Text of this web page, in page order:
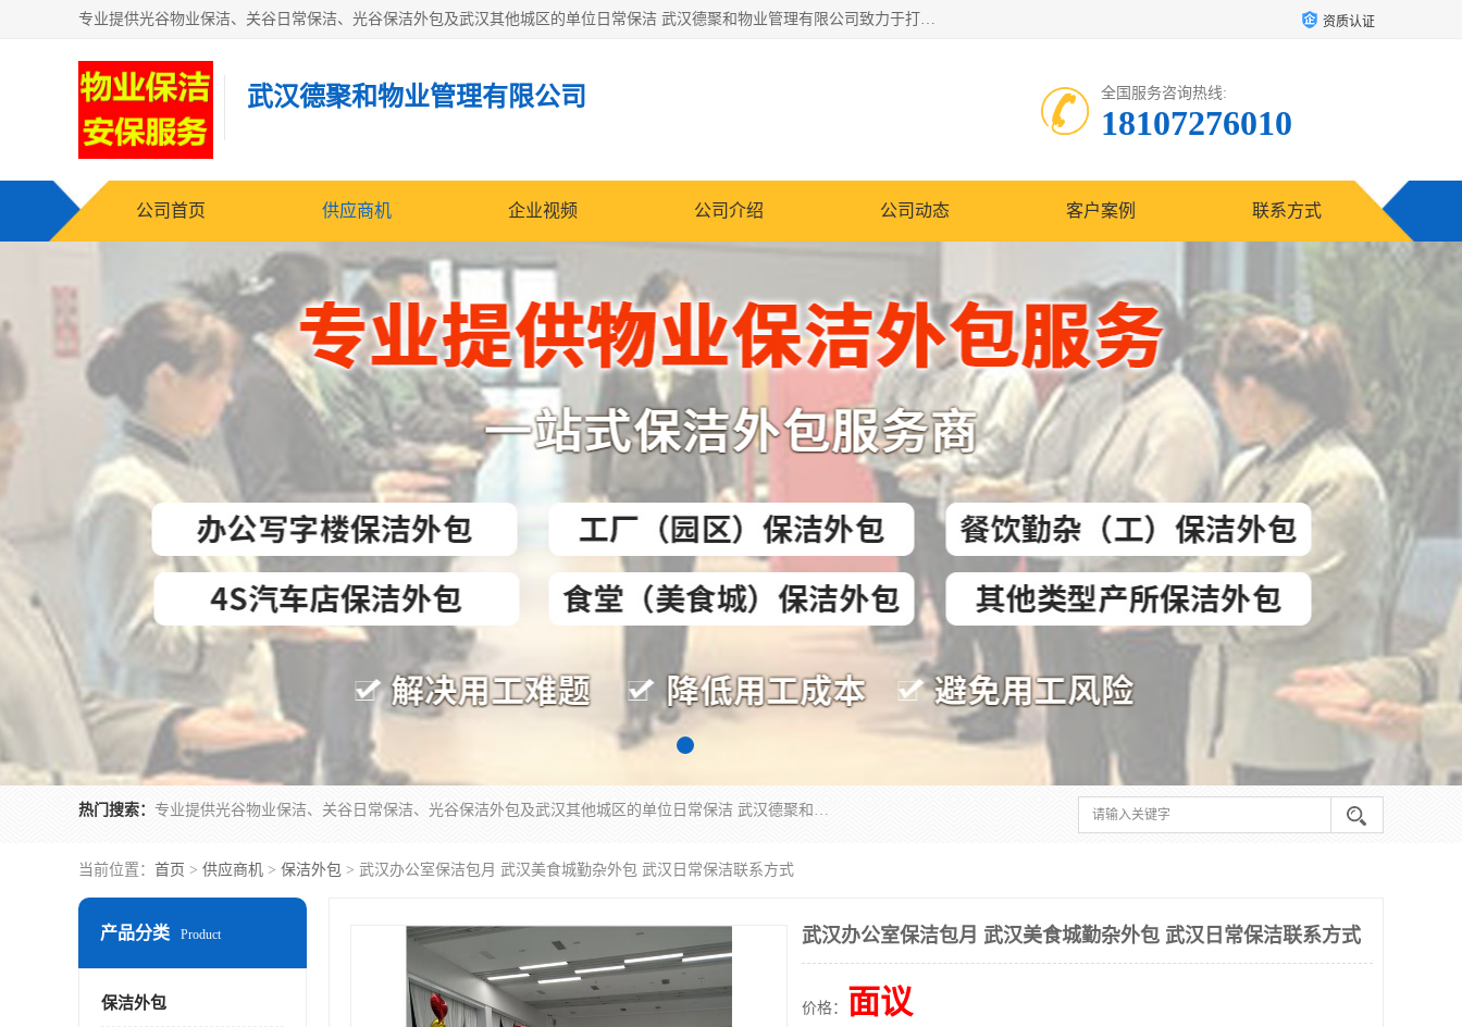
专业提供光谷物业保洁、关谷日常保洁、光谷保洁外包及武汉其他城区的单位日常保洁 武汉德聚和物业管理有限公司致力于打造中国专业物业保洁服务、日常保洁及其他保洁清洗外包服务。自公司成立以来提倡以先进的物业管理理念和模式经营，谋篇布局，以“至诚服务、精益求精、规范管理、锐意拓新”为质量方针，强化内部管理，为业主提供专业化、标准化和精细化的全方位物业服务，管理服务水平得到了广大业主和业内人士的一致好评。 资质认证
武汉德聚和物业管理有限公司 全国服务咨询热线:
18107276010
公司首页 供应商机 企业视频 公司介绍 公司动态 客户案例 联系方式
热门搜索： 专业提供光谷物业保洁、关谷日常保洁、光谷保洁外包及武汉其他城区的单位日常保洁 武汉德聚和物业管理有限公司致力于打造中国专业物业保洁服务、日常保洁及其他保洁清洗外包服务。自公司成立以来提倡以先进的物业管理理念和模式经营，谋篇布局，以“至诚服务、精益求精、规范管理、锐意拓新”为质量方针，强化内部管理，为业主提供专业化、标准化和精细化的全方位物业服务，管理服务水平得到了广大业主和业内人士的一致好评。
当前位置： 首页 > 供应商机 > 保洁外包 > 武汉办公室保洁包月 武汉美食城勤杂外包 武汉日常保洁联系方式
产品分类 Product
保洁外包
武汉办公室保洁包月 武汉美食城勤杂外包 武汉日常保洁联系方式
价格： 面议